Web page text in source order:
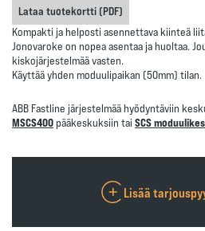
Kompakti ja helposti asennettava kiinteä
Jonovaroke on nopea asentaa ja huoltaa.
kiskojärjestelmää vasten.
Käyttää yhden moduulipaikan (50mm) tilan.
ABB Fastline järjestelmää hyödyntäviin
MSCS400pääkeskuksiin tai SCS
Lisää
Lataa tuotekortti (PDF)